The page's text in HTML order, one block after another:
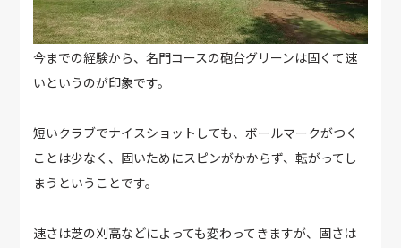
今までの経験から、名門コースの砲台グリーンは固くて速
いというのが印象です。
短いクラブでナイスショットしても、ボールマークがつく
ことは少なく、固いためにスピンがかからず、転がってし
まうということです。
速さは芝の刈高などによっても変わってきますが、固さは